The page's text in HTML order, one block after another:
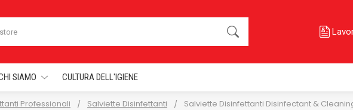
SIAMO CULTURA DELL'IGIENE
Professionali Salviette Disinfettanti Salviette Disinfettanti Disinfectant &